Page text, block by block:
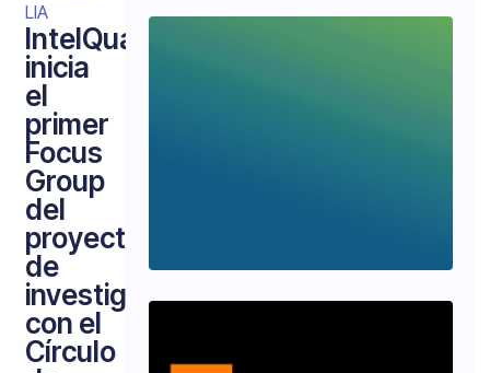
LIA
IntelQualia
inicia
el
primer
Focus
Group
del
proyecto
de
investigación
con el
Círculo